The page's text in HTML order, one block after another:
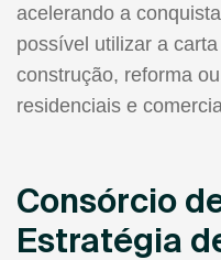
acelerando a
possível utilizar a
construção, reforma
residenciais e
Consórcio
Estratégia